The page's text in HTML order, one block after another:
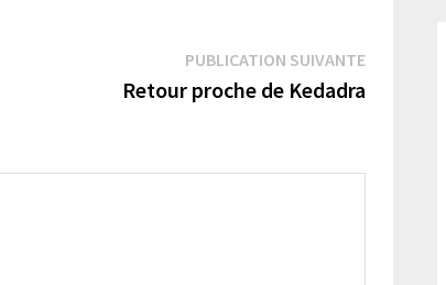
PUBLICATION SUIVANTEPublication
suivante :
Retour proche de Kedadra